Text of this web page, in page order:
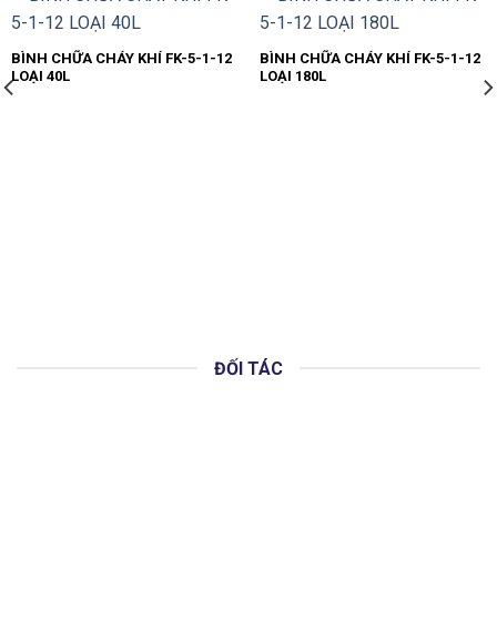
BÌNH CHỮA CHÁY KHÍ FK-5-1-12
LOẠI 40L
BÌNH CHỮA CHÁY KHÍ FK-5-1-12
LOẠI 180L
ĐỐI TÁC